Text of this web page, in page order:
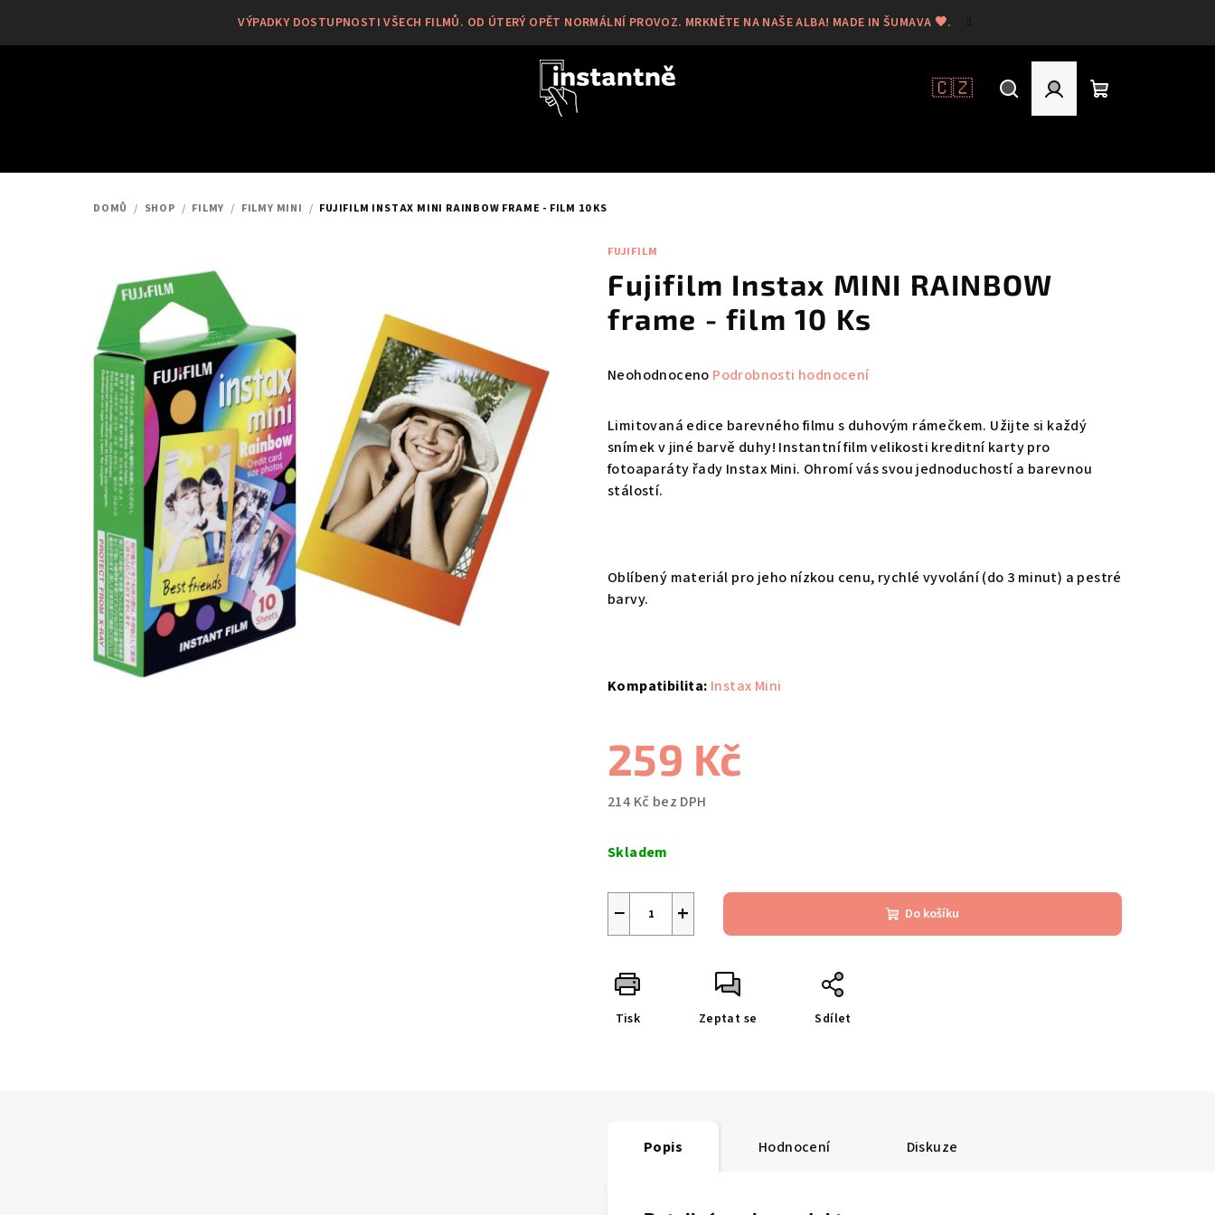
VÝPADKY DOSTUPNOSTI VŠECH FILMŮ. OD ÚTERÝ OPĚT NORMÁLNÍ PROVOZ. MRKNĚTE NA NAŠE ALBA! MADE IN ŠUMAVA 🖤.
🇨🇿
HledatPřihlášení
košík
DOMŮ / SHOP / FILMY / FILMY MINI / FUJIFILM INSTAX MINI RAINBOW FRAME - FILM 10 KS
FUJIFILM
Fujifilm Instax MINI RAINBOW
frame - film 10 Ks
Průměrné
produktu
0,0
Neohodnoceno Podrobnosti hodnocení
Limitovaná edice barevného filmu s duhovým rámečkem. Užijte si každý
snímek v jiné barvě duhy! Instantní film velikosti kreditní karty pro
fotoaparáty řady Instax Mini. Ohromí vás svou jednoduchostí a barevnou
stálostí.
Oblíbený materiál pro jeho nízkou cenu, rychlé vyvolání (do 3 minut) a pestré
barvy.
Kompatibilita: Instax Mini
259 Kč
214 Kč bez DPH
cena:
Skladem
+
− Do košíku
Tisk Zeptat se Sdílet
Popis Hodnocení Diskuze